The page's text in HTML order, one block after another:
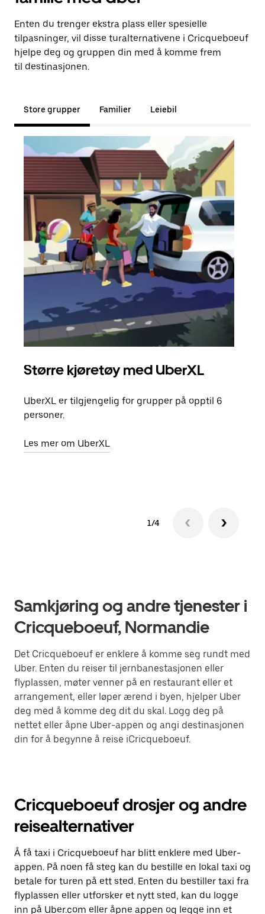
Enten du trenger ekstra plass eller spesielle
tilpasninger, vil disse turalternativene i Cricqueboeuf
hjelpe deg og gruppen din med å komme frem
til destinasjonen.
Store grupper Familier Leiebil
Større kjøretøy med UberXL
UberXL er tilgjengelig for grupper på opptil 6
personer.
Les mer om UberXL
1/4
Samkjøring og andre tjenester i
Cricqueboeuf, Normandie
Det Cricqueboeuf er enklere å komme seg rundt med
Uber. Enten du reiser til jernbanestasjonen eller
flyplassen, møter venner på en restaurant eller et
arrangement, eller løper ærend i byen, hjelper Uber
deg med å komme deg dit du skal. Logg deg på
nettet eller åpne Uber-appen og angi destinasjonen
din for å begynne å reise iCricqueboeuf.
Cricqueboeuf drosjer og andre
reisealternativer
Å få taxi i Cricqueboeuf har blitt enklere med Uber-
appen. På noen få steg kan du bestille en lokal taxi og
betale for turen på ett sted. Enten du bestiller taxi fra
flyplassen eller utforsker et nytt sted, kan du logge
inn på Uber.com eller åpne appen og legge inn et